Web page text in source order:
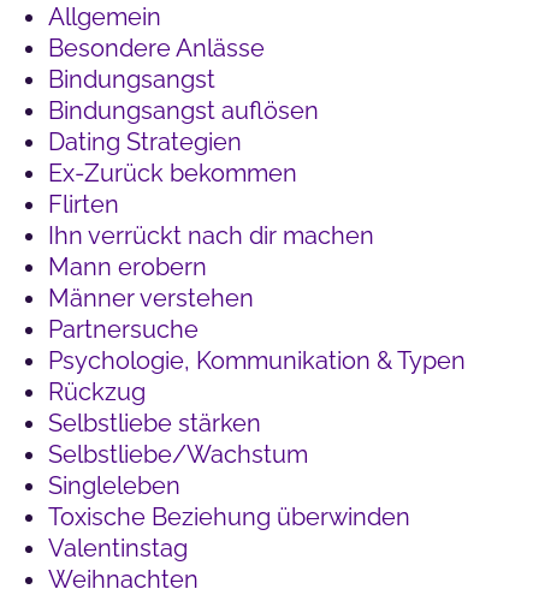
Allgemein
Besondere Anlässe
Bindungsangst
Bindungsangst auflösen
Dating Strategien
Ex-Zurück bekommen
Flirten
Ihn verrückt nach dir machen
Mann erobern
Männer verstehen
Partnersuche
Psychologie, Kommunikation & Typen
Rückzug
Selbstliebe stärken
Selbstliebe/Wachstum
Singleleben
Toxische Beziehung überwinden
Valentinstag
Weihnachten